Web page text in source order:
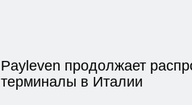
Payleven продолжает
терминалы в Италии